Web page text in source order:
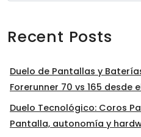
Recent Posts
Duelo de Pantallas y
Forerunner 70 vs 165 desde
Duelo Tecnológico: Coros
Pantalla, autonomía y